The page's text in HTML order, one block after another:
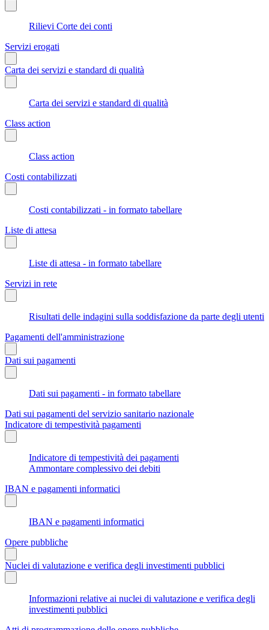
Rilievi Corte dei conti
Servizi erogati
Carta dei servizi e standard di qualità
Carta dei servizi e standard di qualità
Class action
Class action
Costi contabilizzati
Costi contabilizzati - in formato tabellare
Liste di attesa
Liste di attesa - in formato tabellare
Servizi in rete
Risultati delle indagini sulla soddisfazione da parte degli utenti
Pagamenti dell'amministrazione
Dati sui pagamenti
Dati sui pagamenti - in formato tabellare
Dati sui pagamenti del servizio sanitario nazionale
Indicatore di tempestività pagamenti
Indicatore di tempestività dei pagamenti
Ammontare complessivo dei debiti
IBAN e pagamenti informatici
IBAN e pagamenti informatici
Opere pubbliche
Nuclei di valutazione e verifica degli investimenti pubblici
Informazioni relative ai nuclei di valutazione e verifica degli
investimenti pubblici